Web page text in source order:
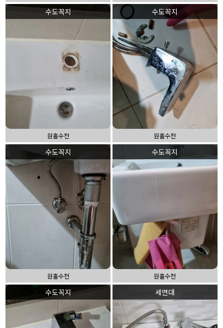
수도꼭지
원홀수전
수도꼭지
원홀수전
수도꼭지
원홀수전
수도꼭지
원홀수전
수도꼭지 세면대